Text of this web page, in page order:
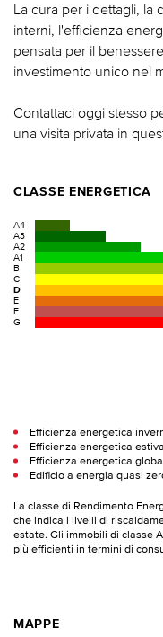
La cura per i dettagli, la
interni, l'efficienza
pensata per il
investimento unico nel
Contattaci oggi stesso
una visita privata in
CLASSE ENERGETICA
A4
A3
A2
A1
B
C
D
E
F
G
Efficienza energetica
Efficienza energetica
Efficienza energetica
Edificio a energia quasi
La classe di Rendimento
che indica i livelli di
estate. Gli immobili di classe
più efficienti in termini di
MAPPE